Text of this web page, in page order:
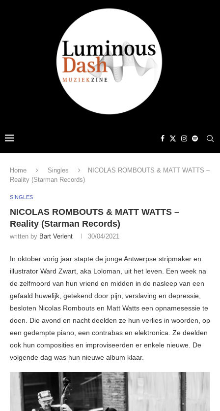
Home Singles
NICOLAS ROMBOUTS & MATT WATTS –
Reality (Starman Records)
SINGLES
NICOLAS ROMBOUTS & MATT WATTS –
Reality (Starman Records)
written by Bart Verlent 30/04/2021
In oktober vorig jaar stapte de jonge Antwerpse stripmaker en
illustrator Ward Zwart, aka Loloman, uit het leven. Een week na
de zelfmoord van hun vriend en midden in de nasleep van een
gefaald huwelijk, getekend door pijn, verslaving en depressie,
besloten Nicolas Rombouts en Matt Watts een opnamesessie te
doen. Die avond en nacht deelden ze hun verlies in woorden, op
een gedempte piano, een contrabas en elektronica. Ze deelden
ook hun composities en improviseerden er enkele nieuwe. De
volgende dag was hun nieuwe album klaar.